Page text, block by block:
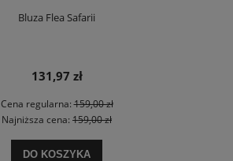
Bluza Flea Safarii
131,97 zł
Cena regularna:159,00 zł
Najniższa cena: 159,00 zł
DO KOSZYKA